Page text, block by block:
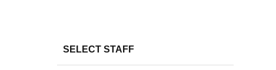
SELECT STAFF